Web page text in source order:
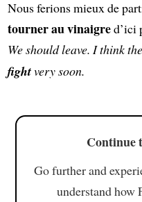
Nous ferions mieux de
tourner au vinaigred’ici
We should leave. I think
fightvery soon.
Continue
Go further and
understand how